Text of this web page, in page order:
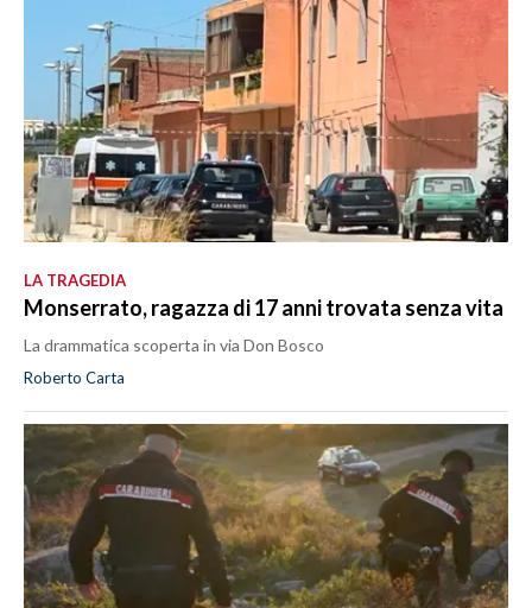
LA TRAGEDIA
Monserrato, ragazza di 17 anni trovata senza vita
La drammatica scoperta in via Don Bosco
Roberto Carta